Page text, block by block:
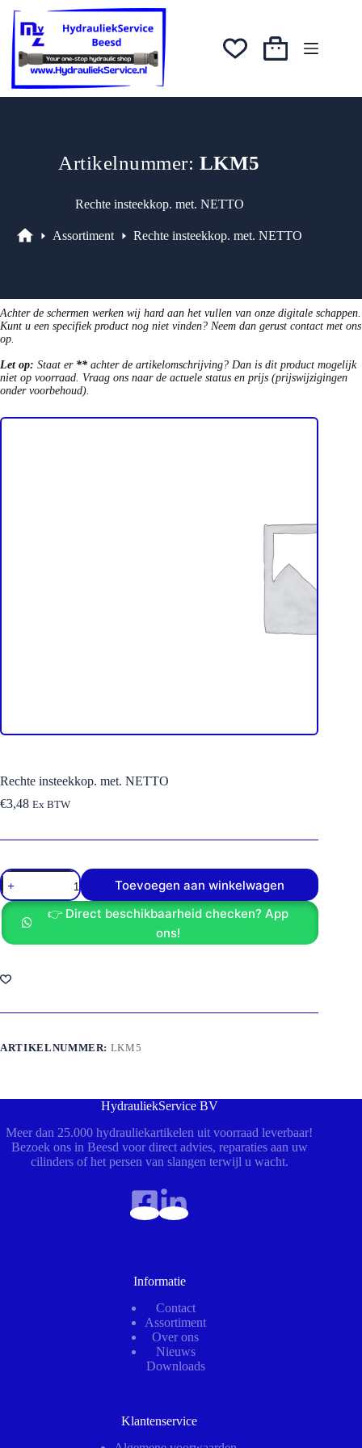
naar
inhoud
Winkelwagen
Artikelnummer: LKM5
Rechte insteekkop. met. NETTO
Assortiment Rechte insteekkop. met. NETTO
Achter de schermen werken wij hard aan het vullen van onze digitale schappen.
Kunt u een specifiek product nog niet vinden? Neem dan gerust contact met ons
op.
Let op: Staat er ** achter de artikelomschrijving? Dan is dit product mogelijk
niet op voorraad. Vraag ons naar de actuele status en prijs (prijswijzigingen
onder voorbehoud).
Rechte insteekkop. met. NETTO
€3,48 Ex BTW
Rechte
insteekkop.
met.
NETTO
aantal
Toevoegen aan winkelwagen
👉 Direct beschikbaarheid checken? App
ons!
ARTIKELNUMMER: LKM5
HydrauliekService BV
Meer dan 25.000 hydrauliekartikelen uit voorraad leverbaar!
Bezoek ons in Beesd voor direct advies, reparaties aan uw
cilinders of het persen van slangen terwijl u wacht.
Informatie
Contact
Assortiment
Over ons
Nieuws
Downloads
Klantenservice